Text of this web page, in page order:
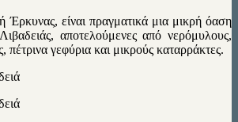
είναι πραγματικά μια μικρή όαση
αποτελούμενες από νερόμυλους,
πέτρινα γεφύρια και μικρούς καταρράκτες.